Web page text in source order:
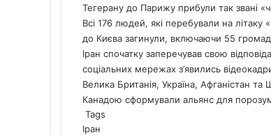
Тегерану до Парижу прибули так звані
Всі 176 людей, які перебували на літаку
до Києва загинули, включаючи 55
Іран спочатку заперечував свою
соціальних мережах з’явились
Велика Британія, Україна, Афганістан та
Канадою сформували альянс для
Tags
Іран